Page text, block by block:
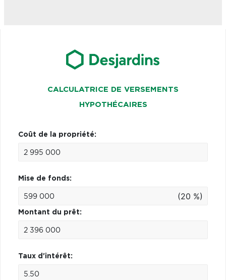
CALCULATRICE DE VERSEMENTS
HYPOTHÉCAIRES
Coût de la propriété:
Mise de fonds:
(20 %)
Montant du prêt:
Taux d'intérêt: